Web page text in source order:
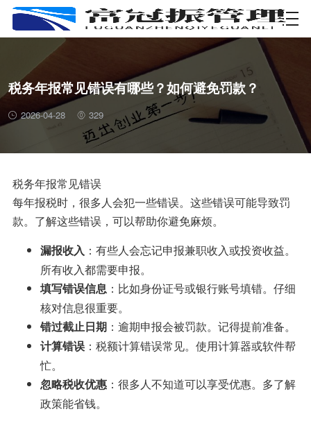
资质许可
税务年报常见错误有哪些？如何避免罚款？
2026-04-28 329
税务年报常见错误
每年报税时，很多人会犯一些错误。这些错误可能导致罚
款。了解这些错误，可以帮助你避免麻烦。
漏报收入 ：有些人会忘记申报兼职收入或投资收益。
所有收入都需要申报。
填写错误信息 ：比如身份证号或银行账号填错。仔细
核对信息很重要。
错过截止日期：逾期申报会被罚款。记得提前准备。
计算错误：税额计算错误常见。使用计算器或软件帮
忙。
忽略税收优惠：很多人不知道可以享受优惠。多了解
政策能省钱。